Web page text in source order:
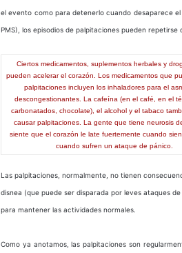
el evento como para detenerlo cuando desaparece
PMS), los episodios de palpitaciones pueden repetirse
Ciertos medicamentos, suplementos herbales y
pueden acelerar el corazón. Los medicamentos que
palpitaciones incluyen los inhaladores para el
descongestionantes. La cafeína (en el café, en el
carbonatados, chocolate), el alcohol y el tabaco
causar palpitaciones. La gente que tiene neurosis
siente que el corazón le late fuertemente cuando
cuando sufren un ataque de pánico.
Las palpitaciones, normalmente, no tienen
disnea (que puede ser disparada por leves ataques
para mantener las actividades normales.
Como ya anotamos, las palpitaciones son